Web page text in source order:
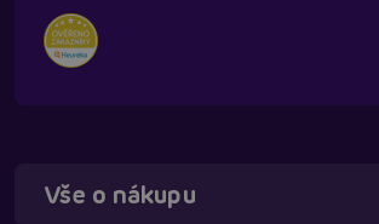
Vše o nákupu